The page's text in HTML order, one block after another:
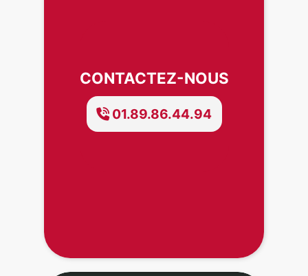
CONTACTEZ-NOUS
01.89.86.44.94